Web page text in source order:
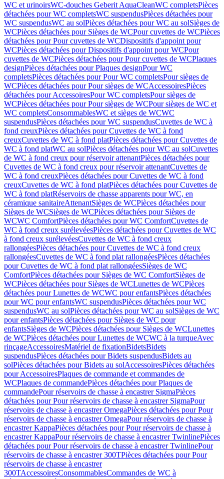
WC et urinoirsWC-douches Geberit AquaCleanWC completsPièces
détachées pour WC completsWC suspendusPièces détachées pour
WC suspendusWC au solPièces détachées pour WC au solSièges de
WCPièces détachées pour Sièges de WCPour cuvettes de WCPièces
détachées pour Pour cuvettes de WCDispositifs d'appoint pour
WCPièces détachées pour Dispositifs d'appoint pour WCPour
cuvettes de WCPièces détachées pour Pour cuvettes de WCPlaques
designPièces détachées pour Plaques designPour WC
completsPièces détachées pour Pour WC completsPour sièges de
WCPièces détachées pour Pour sièges de WCAccessoiresPièces
détachées pour AccessoiresPour WC completsPour sièges de
WCPièces détachées pour Pour sièges de WCPour sièges de WC et
WC completsConsommablesWC et sièges de WCWC
suspendusPièces détachées pour WC suspendusCuvettes de WC à
fond creuxPièces détachées pour Cuvettes de WC à fond
creuxCuvettes de WC à fond platPièces détachées pour Cuvettes de
WC à fond platWC au solPièces détachées pour WC au solCuvettes
de WC à fond creux pour réservoir attenantPièces détachées pour
Cuvettes de WC à fond creux pour réservoir attenantCuvettes de
WC à fond creuxPièces détachées pour Cuvettes de WC à fond
creuxCuvettes de WC à fond platPièces détachées pour Cuvettes de
WC à fond platRéservoirs de chasse apparents pour WC, en
céramique sanitaireAttenantSièges de WCPièces détachées pour
Sièges de WCSièges de WCPièces détachées pour Sièges de
WCWC ComfortPièces détachées pour WC ComfortCuvettes de
WC à fond creux surélevéesPièces détachées pour Cuvettes de WC
à fond creux surélevéesCuvettes de WC à fond creux
rallongéesPièces détachées pour Cuvettes de WC à fond creux
rallongéesCuvettes de WC à fond plat rallongéesPièces détachées
pour Cuvettes de WC à fond plat rallongéesSièges de WC
ComfortPièces détachées pour Sièges de WC ComfortSièges de
WCPièces détachées pour Sièges de WCLunettes de WCPièces
détachées pour Lunettes de WCWC pour enfantsPièces détachées
pour WC pour enfantsWC suspendusPièces détachées pour WC
suspendusWC au solPièces détachées pour WC au solSièges de WC
pour enfantsPièces détachées pour Sièges de WC pour
enfantsSièges de WCPièces détachées pour Sièges de WCLunettes
de WCPièces détachées pour Lunettes de WCWC à la turqueAvec
rinçageAccessoiresMatériel de fixationBidetsBidets
suspendusPièces détachées pour Bidets suspendusBidets au
solPièces détachées pour Bidets au solAccessoiresPièces détachées
pour AccessoiresPlaques de commande et commandes de
WCPlaques de commandePièces détachées pour Plaques de
commandePour réservoirs de chasse à encastrer SigmaPièces
détachées pour Pour réservoirs de chasse à encastrer SigmaPour
réservoirs de chasse à encastrer OmegaPièces détachées pour Pour
réservoirs de chasse à encastrer OmegaPour réservoirs de chasse à
encastrer KappaPièces détachées pour Pour réservoirs de chasse à
encastrer KappaPour réservoirs de chasse à encastrer TwinlinePièces
détachées pour Pour réservoirs de chasse à encastrer TwinlinePour
réservoirs de chasse à encastrer 300TPièces détachées pour Pour
réservoirs de chasse à encastrer
300TAccessoiresConsommablesCommandes de WC à